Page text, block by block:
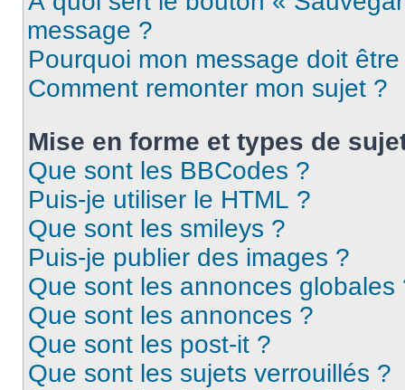
message ?
Pourquoi mon message doit
Comment remonter mon sujet ?
Mise en forme et types de
Que sont les BBCodes ?
Puis-je utiliser le HTML ?
Que sont les smileys ?
Puis-je publier des images ?
Que sont les annonces globales
Que sont les annonces ?
Que sont les post-it ?
Que sont les sujets verrouillés ?